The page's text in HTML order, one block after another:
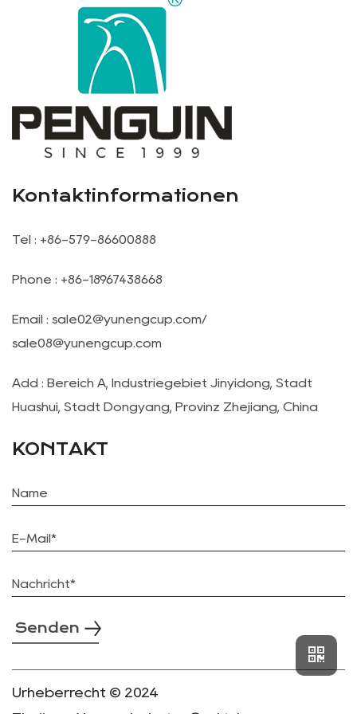
Kontaktinformationen
Tel : +86-579-86600888
Phone : +86-18967438668
Email : sale02@yunengcup.com/
sale08@yunengcup.com
Add : Bereich A, Industriegebiet Jinyidong, Stadt
Huashui, Stadt Dongyang, Provinz Zhejiang, China
KONTAKT
Senden
Urheberrecht © 2024